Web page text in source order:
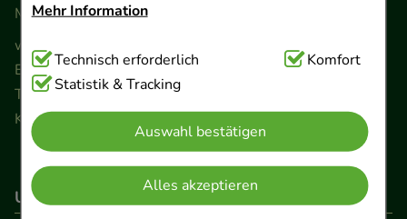
Mehr Information
Technisch Notwendig:Hierbei handelt es sich um
Cookies, die für die Grundfunktionen unserer
Website notwendig sind (z.B. Navigation,
Warenkorb, Kundenkonto), weshalb auf diese nicht
verzichtet werden kann.
Komfort:Diese Cookies werden genutzt um das
Technisch erforderlich
Komfort
Statistik & Tracking
Auswahl bestätigen
Alles akzeptieren
Montag - Freitag von 9.00 bis 17.00 Uhr
www.ApoSalis.de
info@ApoSalis.de
Ernst-August-Platz 2 · 30159 Hannover
Telefon 0511 89 71 80 0 · Fax 0511 89 71 80 11
Kontaktformular
Unser Versanddienstleister